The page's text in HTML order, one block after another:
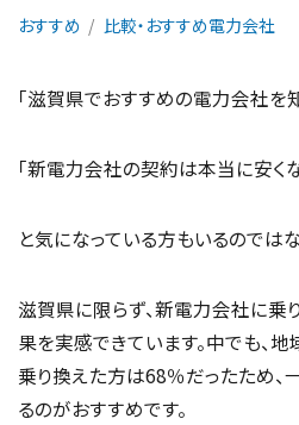
おすすめ 比較・おすすめ電力会社
「滋賀県でおすすめの電力会社を
「新電力会社の契約は本当に安く
と気になっている方もいるのではな
滋賀県に限らず、新電力会社に
果を実感できています。中でも、
乗り換えた方は68％だったため
るのがおすすめです。